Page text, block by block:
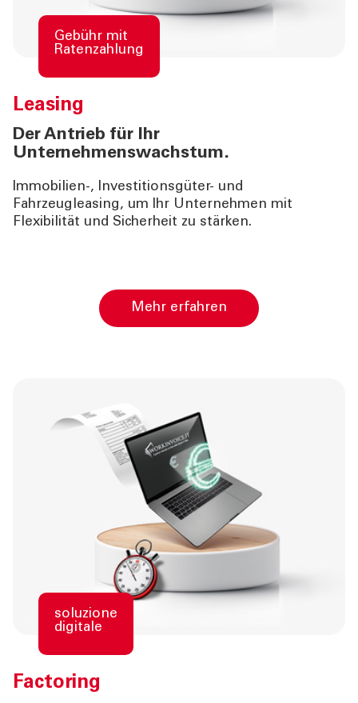
Gebühr mit
Ratenzahlung
Leasing
Der Antrieb für Ihr
Unternehmenswachstum.
Immobilien-, Investitionsgüter- und
Fahrzeugleasing, um Ihr Unternehmen mit
Flexibilität und Sicherheit zu stärken.
Mehr erfahren
soluzione
digitale
Factoring